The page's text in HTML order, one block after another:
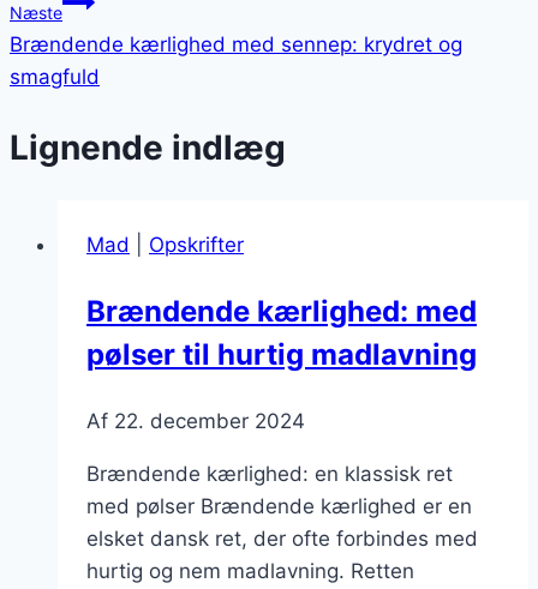
Næste
Brændende kærlighed med sennep: krydret og
smagfuld
Lignende indlæg
Mad Opskrifter
Brændende kærlighed: med
pølser til hurtig madlavning
Af 22. december 2024
Brændende kærlighed: en klassisk ret
med pølser Brændende kærlighed er en
elsket dansk ret, der ofte forbindes med
hurtig og nem madlavning. Retten